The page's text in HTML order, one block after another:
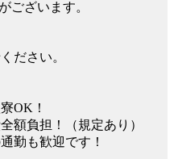
ございます。
ださい。
OK！
額負担！（規定あり）
勤も歓迎です！